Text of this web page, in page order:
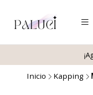
Inicio Kapping